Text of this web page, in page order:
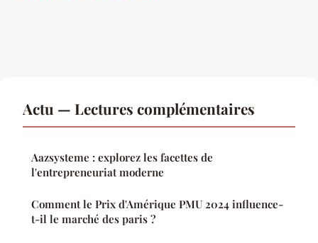
Actu — Lectures complémentaires
Aazsysteme : explorez les facettes de
l'entrepreneuriat moderne
Comment le Prix d'Amérique PMU 2024 influence-
t-il le marché des paris ?